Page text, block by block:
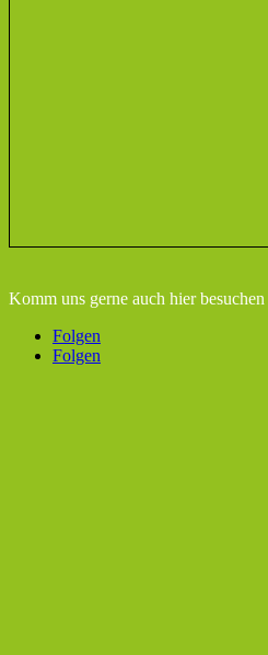
Komm uns gerne auch hier besuchen
Folgen
Folgen